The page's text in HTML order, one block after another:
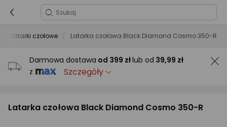
Latarki czołowe Latarka czołowa Black Diamond Cosmo 350-R
Darmowa dostawa od 399 złlub od 39,99 zł
z
Szczegóły
Latarka czołowa Black Diamond Cosmo 350-R